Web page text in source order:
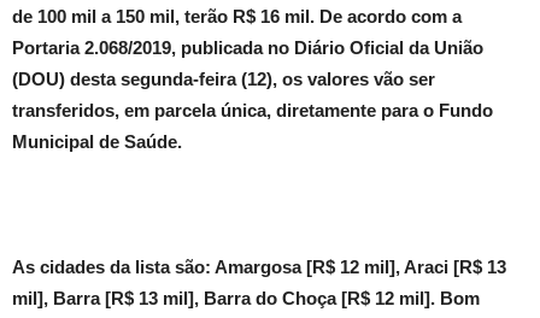
de 100 mil a 150 mil, terão R$ 16 mil. De acordo com a
Portaria 2.068/2019, publicada no Diário Oficial da União
(DOU) desta segunda-feira (12), os valores vão ser
transferidos, em parcela única, diretamente para o Fundo
Municipal de Saúde.
As cidades da lista são: Amargosa [R$ 12 mil], Araci [R$ 13
mil], Barra [R$ 13 mil], Barra do Choça [R$ 12 mil]. Bom